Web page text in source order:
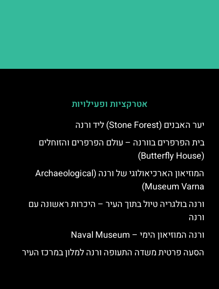
אטרקציות ופעילויות
יער האבנים (Stone Forest) ליד ורנה
בית הפרפרים בוורנה – עולם הפרפרים והזוחלים
(Butterfly House)
המוזיאון הארכיאולוגי של ורנה (Archaeological
Museum Varna)
ורנה בולגריה טיול בתוך העיר – היכרות ראשונה עם
ורנה
ורנה המוזיאון הימי – Naval Museum
הסעה פרטית משדה התעופה ורנה למלון במרכז העיר